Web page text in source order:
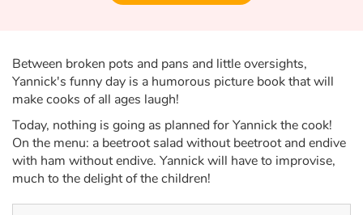
Travel, epic, investigation, adventure
Around the world
Learning
Between broken pots and pans and little oversights,
Yannick's funny day is a humorous picture book that will
make cooks of all ages laugh!
Today, nothing is going as planned for Yannick the cook!
On the menu: a beetroot salad without beetroot and endive
with ham without endive. Yannick will have to improvise,
much to the delight of the children!